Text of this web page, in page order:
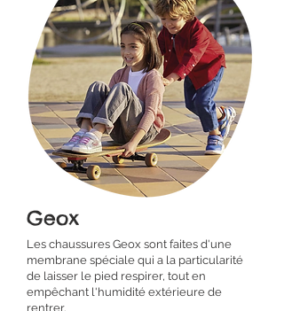
Geox
Les chaussures Geox sont faites d'une
membrane spéciale qui a la particularité
de laisser le pied respirer, tout en
empêchant l'humidité extérieure de
rentrer.